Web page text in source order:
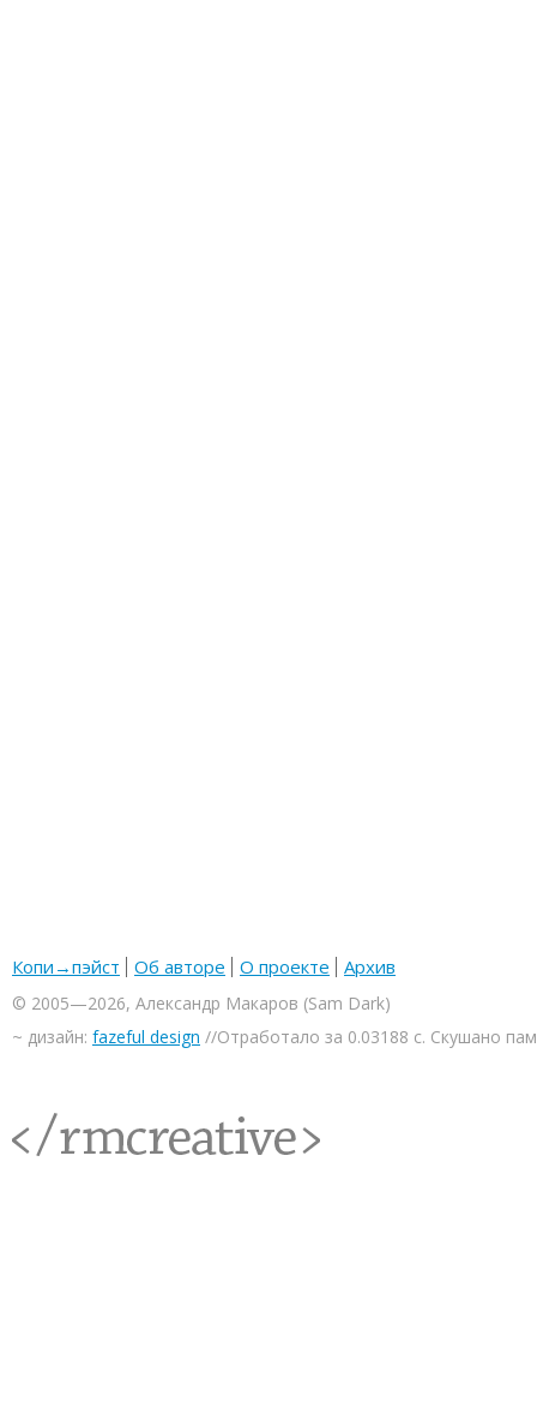
Копи→пэйст Об авторе О проекте Архив
© 2005—2026, Александр Макаров (Sam Dark)
~ дизайн: fazeful design //Отработало за 0.03188 с. Скушано
<rmcreative/>